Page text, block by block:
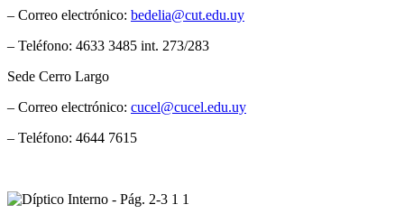
– Correo electrónico: bedelia@cut.edu.uy
– Teléfono: 4633 3485 int. 273/283
Sede Cerro Largo
– Correo electrónico: cucel@cucel.edu.uy
– Teléfono: 4644 7615